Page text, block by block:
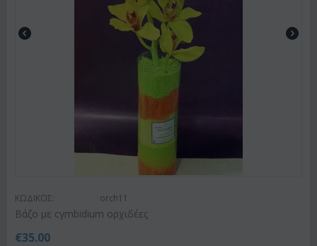
ΚΩΔΙΚΟΣ: orch11
Βάζο με cymbidium ορχιδέες
€35.00